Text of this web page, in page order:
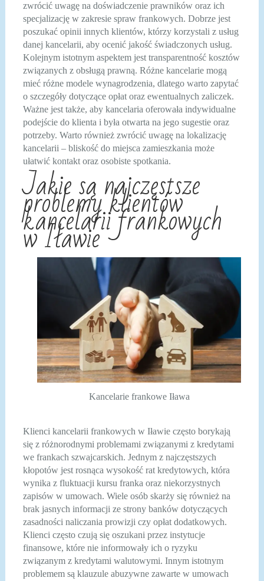
zwrócić uwagę na doświadczenie prawników oraz ich
specjalizację w zakresie spraw frankowych. Dobrze jest
poszukać opinii innych klientów, którzy korzystali z usług
danej kancelarii, aby ocenić jakość świadczonych usług.
Kolejnym istotnym aspektem jest transparentność kosztów
związanych z obsługą prawną. Różne kancelarie mogą
mieć różne modele wynagrodzenia, dlatego warto zapytać
o szczegóły dotyczące opłat oraz ewentualnych zaliczek.
Ważne jest także, aby kancelaria oferowała indywidualne
podejście do klienta i była otwarta na jego sugestie oraz
potrzeby. Warto również zwrócić uwagę na lokalizację
kancelarii – bliskość do miejsca zamieszkania może
ułatwić kontakt oraz osobiste spotkania.
Jakie są najczęstsze
problemy klientów
kancelarii frankowych
w Iławie
Kancelarie frankowe Iława
Klienci kancelarii frankowych w Iławie często borykają
się z różnorodnymi problemami związanymi z kredytami
we frankach szwajcarskich. Jednym z najczęstszych
kłopotów jest rosnąca wysokość rat kredytowych, która
wynika z fluktuacji kursu franka oraz niekorzystnych
zapisów w umowach. Wiele osób skarży się również na
brak jasnych informacji ze strony banków dotyczących
zasadności naliczania prowizji czy opłat dodatkowych.
Klienci często czują się oszukani przez instytucje
finansowe, które nie informowały ich o ryzyku
związanym z kredytami walutowymi. Innym istotnym
problemem są klauzule abuzywne zawarte w umowach